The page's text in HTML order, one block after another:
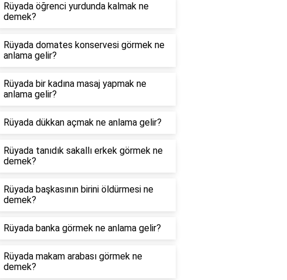
Rüyada öğrenci yurdunda kalmak ne
demek?
Rüyada domates konservesi görmek ne
anlama gelir?
Rüyada bir kadına masaj yapmak ne
anlama gelir?
Rüyada dükkan açmak ne anlama gelir?
Rüyada tanıdık sakallı erkek görmek ne
demek?
Rüyada başkasının birini öldürmesi ne
demek?
Rüyada banka görmek ne anlama gelir?
Rüyada makam arabası görmek ne
demek?